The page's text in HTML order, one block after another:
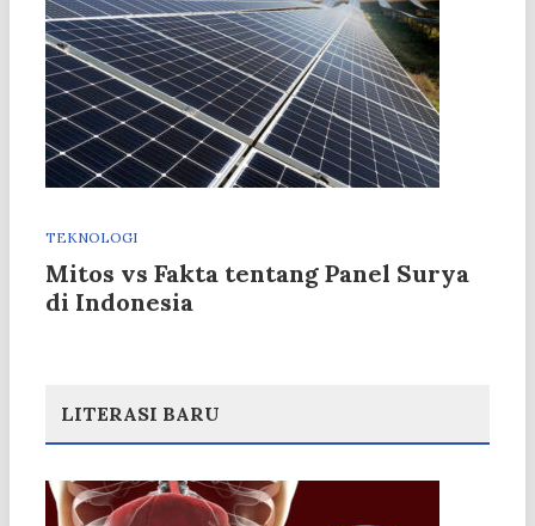
TEKNOLOGI
Mitos vs Fakta tentang Panel Surya
di Indonesia
LITERASI BARU